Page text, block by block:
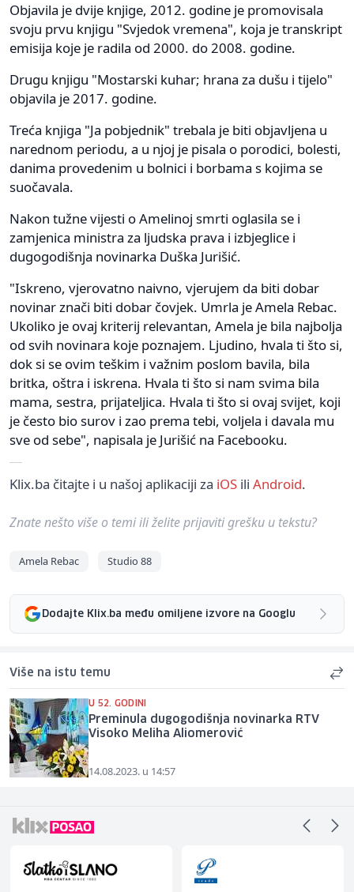
Objavila je dvije knjige, 2012. godine je promovisala
svoju prvu knjigu "Svjedok vremena", koja je transkript
emisija koje je radila od 2000. do 2008. godine.
Drugu knjigu "Mostarski kuhar; hrana za dušu i tijelo"
objavila je 2017. godine.
Treća knjiga "Ja pobjednik" trebala je biti objavljena u
narednom periodu, a u njoj je pisala o porodici, bolesti,
danima provedenim u bolnici i borbama s kojima se
suočavala.
Nakon tužne vijesti o Amelinoj smrti oglasila se i
zamjenica ministra za ljudska prava i izbjeglice i
dugogodišnja novinarka Duška Jurišić.
"Iskreno, vjerovatno naivno, vjerujem da biti dobar
novinar znači biti dobar čovjek. Umrla je Amela Rebac.
Ukoliko je ovaj kriterij relevantan, Amela je bila najbolja
od svih novinara koje poznajem. Ljudino, hvala ti što si,
dok si se ovim teškim i važnim poslom bavila, bila
britka, oštra i iskrena. Hvala ti što si nam svima bila
mama, sestra, prijateljica. Hvala ti što si ovaj svijet, koji
je često bio surov i zao prema tebi, voljela i davala mu
sve od sebe", napisala je Jurišić na Facebooku.
Klix.ba čitajte i u našoj aplikaciji za iOS ili Android.
Znate nešto više o temi ili želite prijaviti grešku u tekstu?
Amela Rebac Studio 88
Dodajte Klix.ba među omiljene izvore na Googlu
Više na istu temu
U 52. GODINI
Preminula dugogodišnja novinarka RTV
Visoko Meliha Aliomerović
14.08.2023. u 14:57